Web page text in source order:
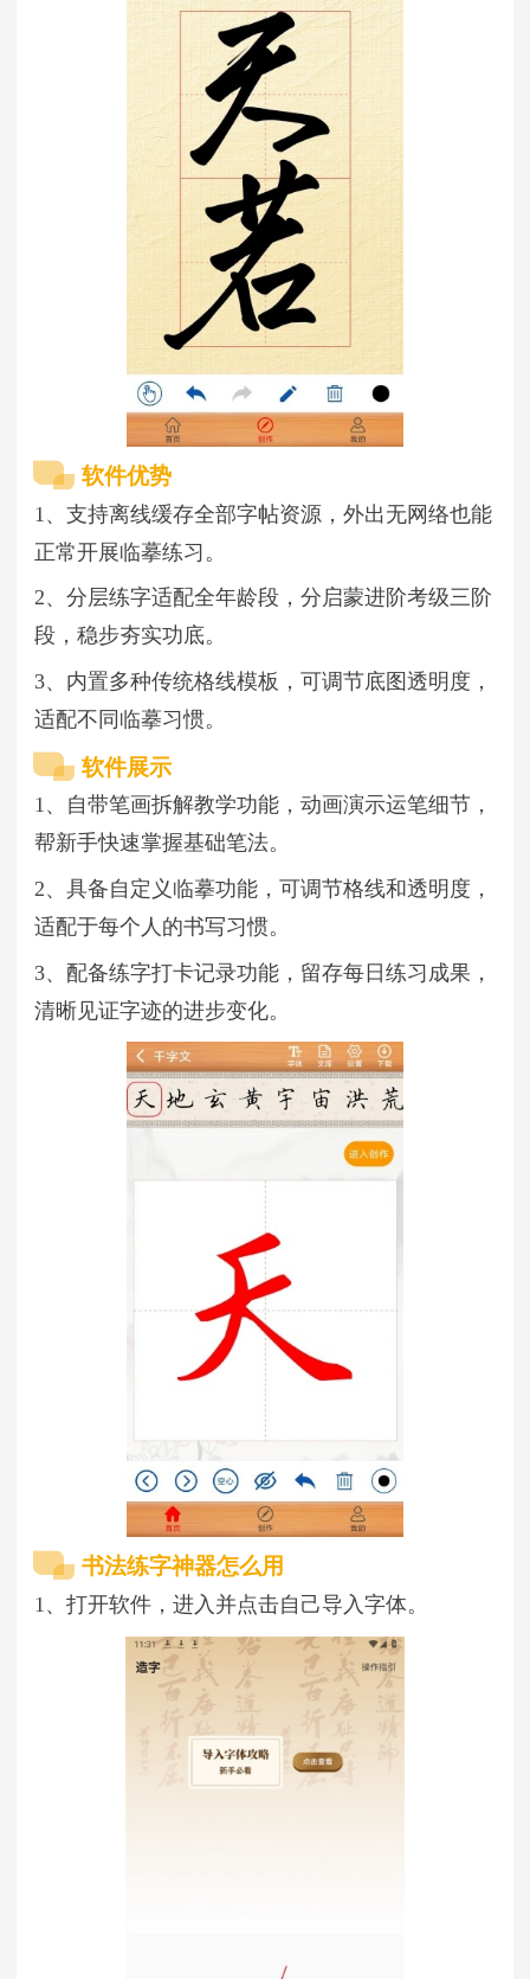
软件优势
1、支持离线缓存全部字帖资源，外出无网络也能
正常开展临摹练习。
2、分层练字适配全年龄段，分启蒙进阶考级三阶
段，稳步夯实功底。
3、内置多种传统格线模板，可调节底图透明度，
适配不同临摹习惯。
软件展示
1、自带笔画拆解教学功能，动画演示运笔细节，
帮新手快速掌握基础笔法。
2、具备自定义临摹功能，可调节格线和透明度，
适配于每个人的书写习惯。
3、配备练字打卡记录功能，留存每日练习成果，
清晰见证字迹的进步变化。
书法练字神器怎么用
1、打开软件，进入并点击自己导入字体。